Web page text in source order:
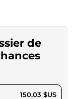
de
150,03 $US